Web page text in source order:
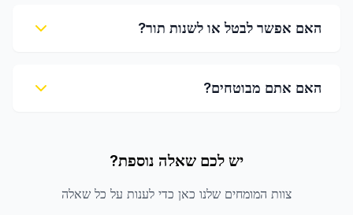
האם אפשר לבטל או לשנות תור?
האם אתם מבוטחים?
יש לכם שאלה נוספת?
צוות המומחים שלנו כאן כדי לענות על כל שאלה